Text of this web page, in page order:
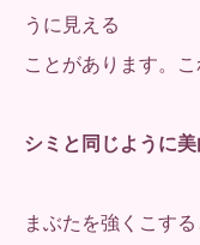
うに見える
ことがあります。
シミと同じように
まぶたを強くこす